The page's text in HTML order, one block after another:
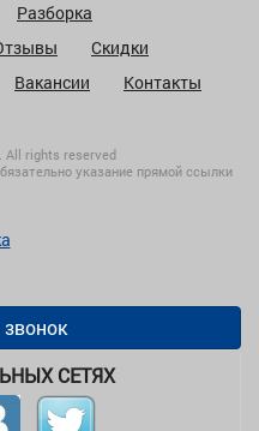
Разборка
Скидки
Вакансии
Контакты
All rights reserved
указание прямой ссылки
СЕТЯХ